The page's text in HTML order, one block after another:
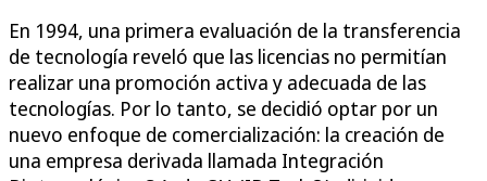
En 1994, una primera evaluación de la transferencia
de tecnología reveló que las licencias no permitían
realizar una promoción activa y adecuada de las
tecnologías. Por lo tanto, se decidió optar por un
nuevo enfoque de comercialización: la creación de
una empresa derivada llamada Integración